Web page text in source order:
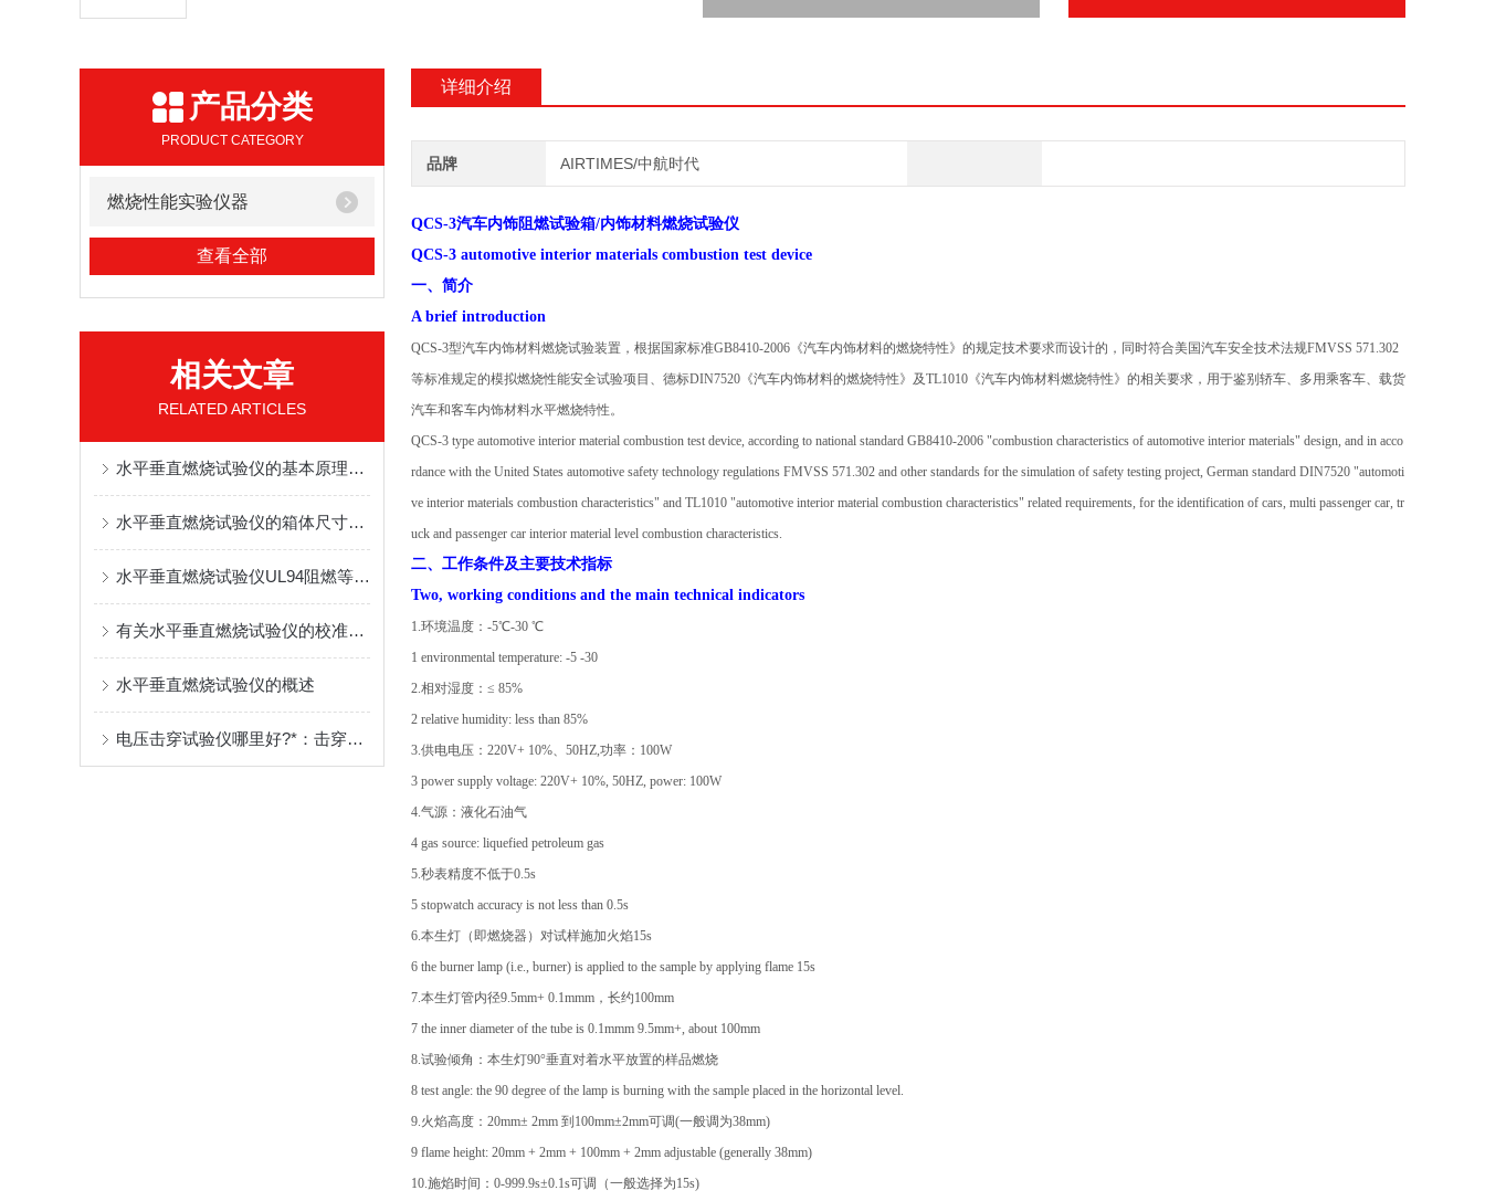
产品分类
PRODUCT CATEGORY
燃烧性能实验仪器
查看全部
相关文章
RELATED ARTICLES
水平垂直燃烧试验仪的基本原理结构与应用
水平垂直燃烧试验仪的箱体尺寸要求
水平垂直燃烧试验仪UL94阻燃等級分級方法
有关水平垂直燃烧试验仪的校准与维护方法介绍？
水平垂直燃烧试验仪的概述
电压击穿试验仪哪里好?*：击穿电压测试仪
详细介绍
品牌 AIRTIMES/中航时代
QCS-3汽车内饰阻燃试验箱/内饰材料燃烧试验仪
QCS-3 automotive interior materials combustion test device
一、简介
A brief introduction
QCS-3型汽车内饰材料燃烧试验装置，根据国家标准GB8410-2006《汽车内饰材料的燃烧特性》的规定技术要求而设计的，同时符合美国汽车安全技术法规FMVSS 571.302
等标准规定的模拟燃烧性能安全试验项目、德标DIN7520《汽车内饰材料的燃烧特性》及TL1010《汽车内饰材料燃烧特性》的相关要求，用于鉴别轿车、多用乘客车、载货
汽车和客车内饰材料水平燃烧特性。
QCS-3 type automotive interior material combustion test device, according to national standard GB8410-2006 "combustion characteristics of automotive interior materials" design, and in acco
rdance with the United States automotive safety technology regulations FMVSS 571.302 and other standards for the simulation of safety testing project, German standard DIN7520 "automoti
ve interior materials combustion characteristics" and TL1010 "automotive interior material combustion characteristics" related requirements, for the identification of cars, multi passenger car, tr
uck and passenger car interior material level combustion characteristics.
二、工作条件及主要技术指标
Two, working conditions and the main technical indicators
1.环境温度：-5℃-30 ℃
1 environmental temperature: -5 -30
2.相对湿度：≤ 85%
2 relative humidity: less than 85%
3.供电电压：220V+ 10%、50HZ,功率：100W
3 power supply voltage: 220V+ 10%, 50HZ, power: 100W
4.气源：液化石油气
4 gas source: liquefied petroleum gas
5.秒表精度不低于0.5s
5 stopwatch accuracy is not less than 0.5s
6.本生灯（即燃烧器）对试样施加火焰15s
6 the burner lamp (i.e., burner) is applied to the sample by applying flame 15s
7.本生灯管内径9.5mm+ 0.1mmm，长约100mm
7 the inner diameter of the tube is 0.1mmm 9.5mm+, about 100mm
8.试验倾角：本生灯90°垂直对着水平放置的样品燃烧
8 test angle: the 90 degree of the lamp is burning with the sample placed in the horizontal level.
9.火焰高度：20mm± 2mm 到100mm±2mm可调(一般调为38mm)
9 flame height: 20mm + 2mm + 100mm + 2mm adjustable (generally 38mm)
10.施焰时间：0-999.9s±0.1s可调（一般选择为15s)